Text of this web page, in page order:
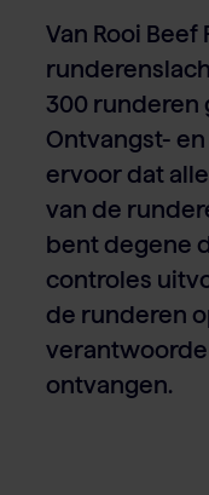
Van Rooi Beef
300 runderen
Ontvangst-
ervoor dat
van de
bent degene
controles
de runderen
ontvangen.